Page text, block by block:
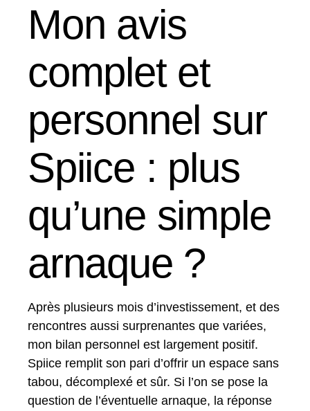
Mon avis
complet et
personnel sur
Spiice : plus
qu’une simple
arnaque ?
Après plusieurs mois d’investissement, et des
rencontres aussi surprenantes que variées,
mon bilan personnel est largement positif.
Spiice remplit son pari d’offrir un espace sans
tabou, décomplexé et sûr. Si l’on se pose la
question de l’éventuelle arnaque, la réponse